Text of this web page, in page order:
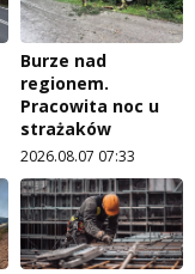
Burze nad
regionem.
Pracowita noc u
strażaków
2026.08.07 07:33